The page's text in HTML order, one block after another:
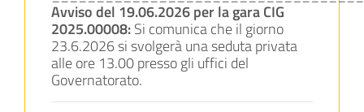
Avviso del 19.06.2026 per la gara CIG
2025.00008:Si comunica che il giorno
23.6.2026 si svolgerà una seduta privata
alle ore 13.00 presso gli uffici del
Governatorato.